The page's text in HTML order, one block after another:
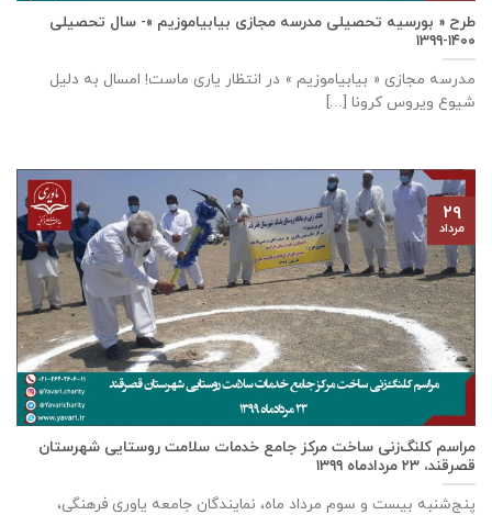
طرح « بورسیه تحصیلی مدرسه مجازی بیابیاموزیم »- سال تحصیلی
۱۴۰۰-۱۳۹۹
مدرسه مجازی « بیابیاموزیم » در انتظار یاری ماست! امسال به دلیل
شیوع ویروس کرونا [...]
مراسم کلنگ‌زنی ساخت مرکز جامع خدمات سلامت روستایی شهرستان
قصرقند، ۲۳ مردادماه ۱۳۹۹
پنج‌شنبه بیست و سوم مرداد ماه، نمایندگان جامعه یاوری فرهنگی،
۲۹
مرداد